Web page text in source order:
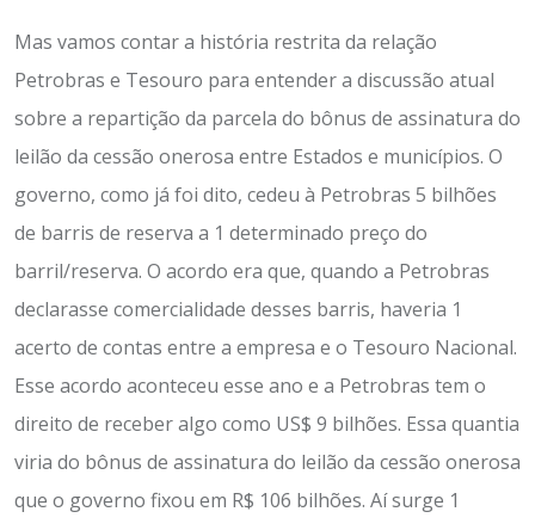
Mas vamos contar a história restrita da relação
Petrobras e Tesouro para entender a discussão atual
sobre a repartição da parcela do bônus de assinatura do
leilão da cessão onerosa entre Estados e municípios. O
governo, como já foi dito, cedeu à Petrobras 5 bilhões
de barris de reserva a 1 determinado preço do
barril/reserva. O acordo era que, quando a Petrobras
declarasse comercialidade desses barris, haveria 1
acerto de contas entre a empresa e o Tesouro Nacional.
Esse acordo aconteceu esse ano e a Petrobras tem o
direito de receber algo como US$ 9 bilhões. Essa quantia
viria do bônus de assinatura do leilão da cessão onerosa
que o governo fixou em R$ 106 bilhões. Aí surge 1